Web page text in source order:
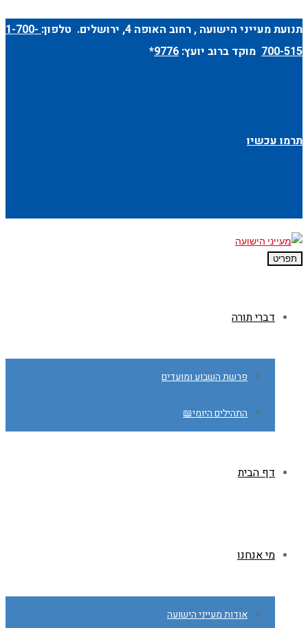
תנועת מעייני הישועה ,רחוב האופה 4 , ירושלים. טלפון: 1-700-
700-515 מוקד ברוב יועץ: 9776
*
תרמו עכשיו
תפריט
דברי תורה
פרשת השבוע ומועדים
התהילים היומי📖
דף הבית
מי אנחנו
אודות מעייני הישועה